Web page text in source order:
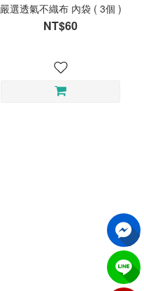
嚴選透氣不織布 內袋 ( 3個 )
NT$60